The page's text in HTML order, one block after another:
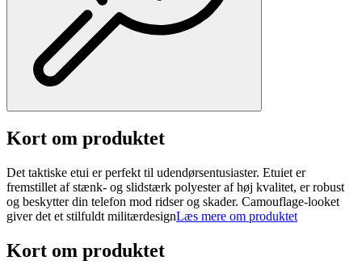
Kort om produktet
Det taktiske etui er perfekt til udendørsentusiaster. Etuiet er
fremstillet af stænk- og slidstærk polyester af høj kvalitet, er robust
og beskytter din telefon mod ridser og skader. Camouflage-looket
giver det et stilfuldt militærdesignLæs mere om produktet
Kort om produktet